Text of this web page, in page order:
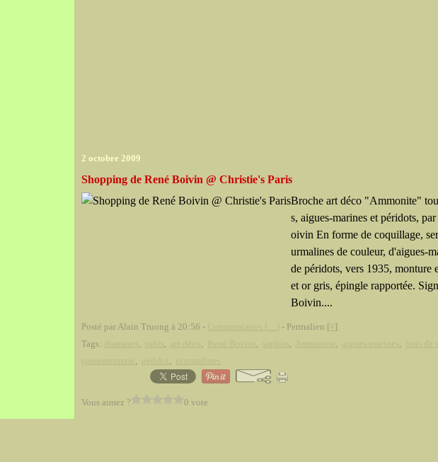
2 octobre 2009
Shopping de René Boivin @ Christie's Paris
Broche art déco "Ammonite"
s, aigues-marines et péridots,
oivin En forme de coquillage,
urmalines de couleur, d'aigues-
de péridots, vers 1935, monture
et or gris, épingle rapportée.
Boivin....
Posté par Alain Truong à 20:56 - - Permalien [ ]
Tags:
, , , , , , ,
, ,
Vous aimez ? 0 vote